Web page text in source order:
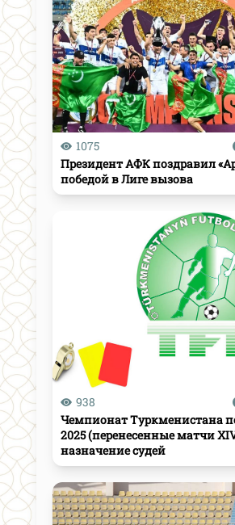
1075
Президент АФК поздравил
победой в Лиге вызова
938
Чемпионат Туркменистана
2025 (перенесенные матчи
назначение судей